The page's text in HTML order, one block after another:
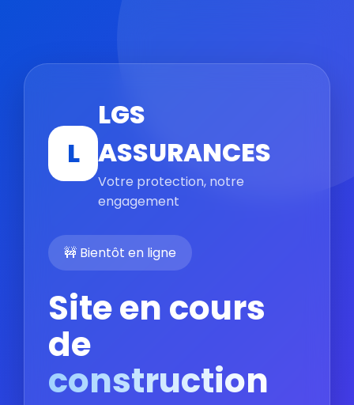
L
LGS
ASSURANCES
Votre protection, notre
engagement
🚧 Bientôt en ligne
Site en cours
de
construction